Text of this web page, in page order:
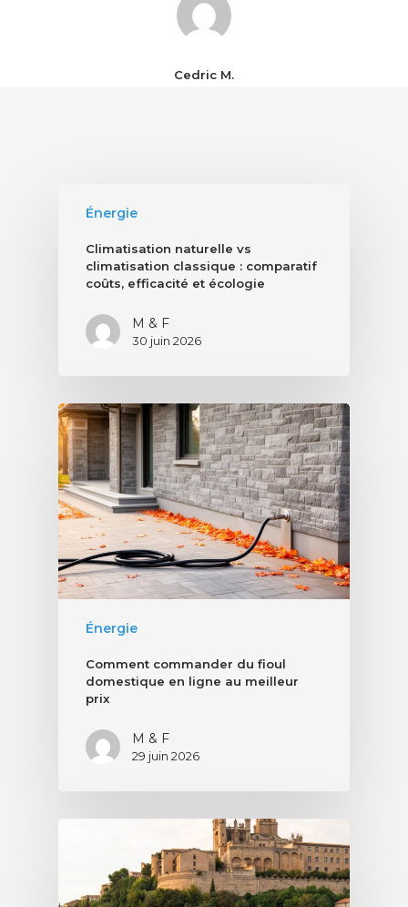
Cedric M.
Énergie
Climatisation naturelle vs
climatisation classique : comparatif
coûts, efficacité et écologie
M & F
30 juin 2026
Énergie
Comment commander du fioul
domestique en ligne au meilleur
prix
M & F
29 juin 2026